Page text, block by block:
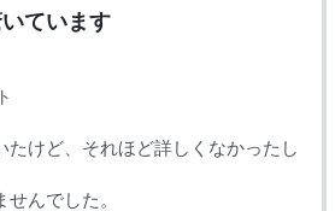
ています
たけど、それほど詳しくなかったし
んでした。